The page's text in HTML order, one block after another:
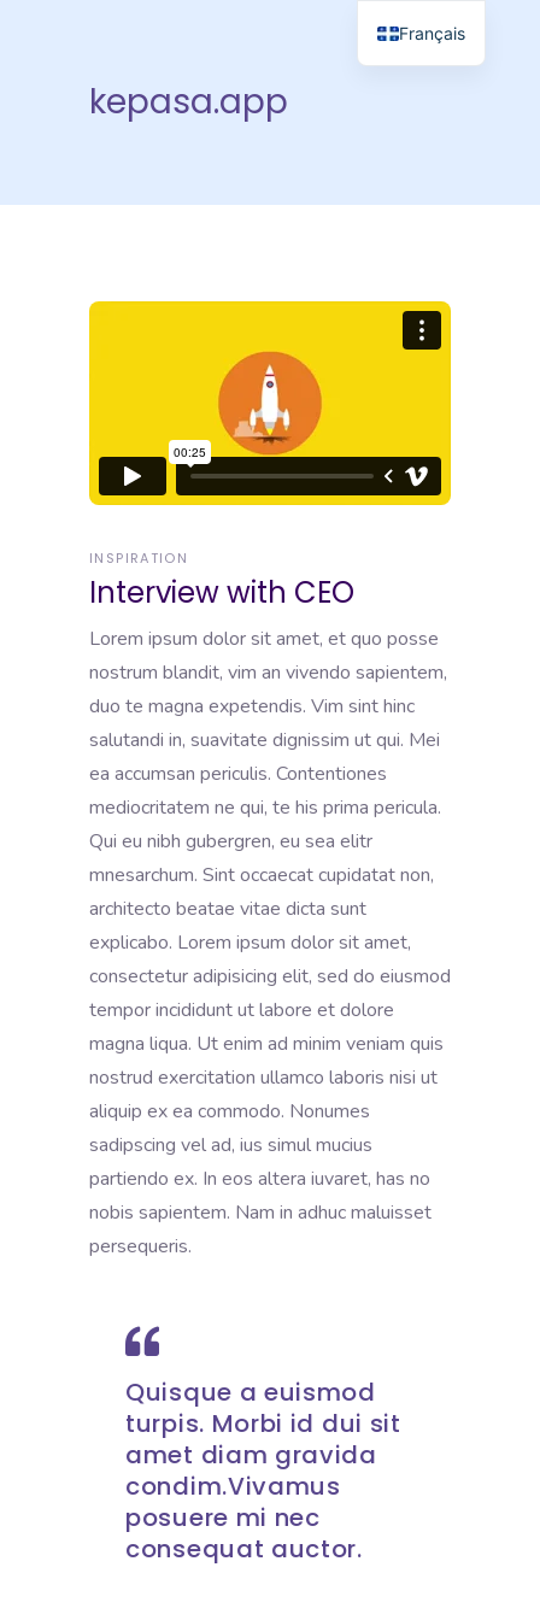
kepasa.app
INSPIRATION
Interview with CEO
Lorem ipsum dolor sit amet, et quo posse
nostrum blandit, vim an vivendo sapientem,
duo te magna expetendis. Vim sint hinc
salutandi in, suavitate dignissim ut qui. Mei
ea accumsan periculis. Contentiones
mediocritatem ne qui, te his prima pericula.
Qui eu nibh gubergren, eu sea elitr
mnesarchum. Sint occaecat cupidatat non,
architecto beatae vitae dicta sunt
explicabo. Lorem ipsum dolor sit amet,
consectetur adipisicing elit, sed do eiusmod
tempor incididunt ut labore et dolore
magna liqua. Ut enim ad minim veniam quis
nostrud exercitation ullamco laboris nisi ut
aliquip ex ea commodo. Nonumes
sadipscing vel ad, ius simul mucius
partiendo ex. In eos altera iuvaret, has no
nobis sapientem. Nam in adhuc maluisset
persequeris.
Quisque a euismod
turpis. Morbi id dui sit
amet diam gravida
condim.Vivamus
posuere mi nec
consequat auctor.
Français